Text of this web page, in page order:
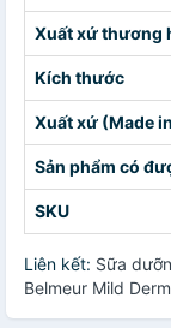
Xuất xứ thương
Kích thước
Xuất xứ (Made
Sản phẩm có
SKU
Liên kết: Sữa
Belmeur Mild